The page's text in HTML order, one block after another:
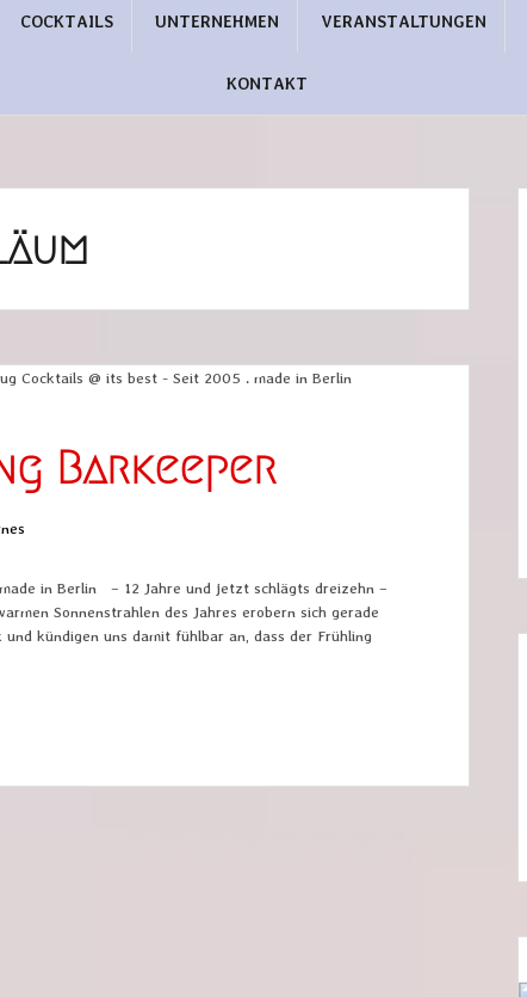
COCKTAILS UNTERNEHMEN VERANSTALTUNGEN
KONTAKT
Barkeeper
in Berlin – 12 Jahre und jetzt schlägts dreizehn –
Sonnenstrahlen des Jahres erobern sich gerade
kündigen uns damit fühlbar an, dass der Frühling